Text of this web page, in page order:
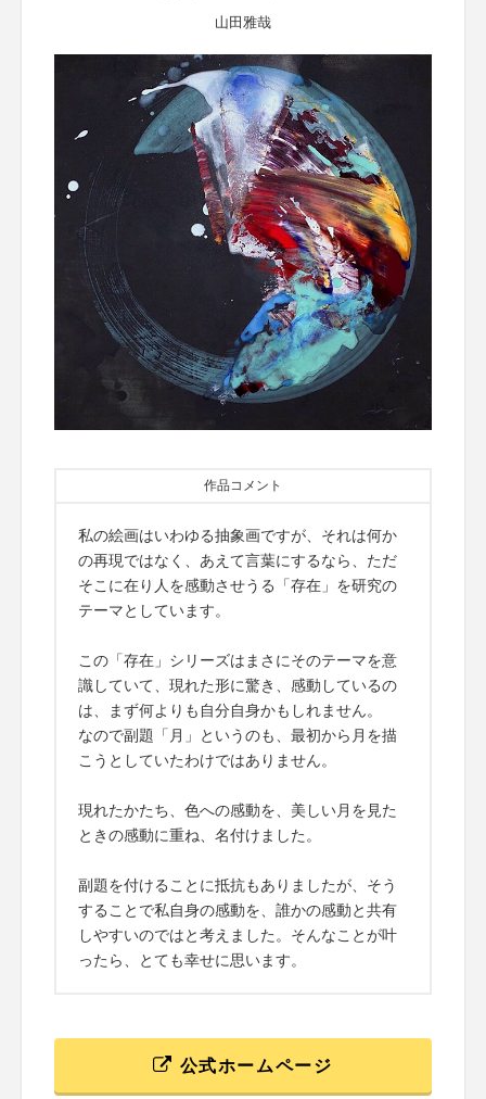
山田雅哉
作品コメント
私の絵画はいわゆる抽象画ですが、それは何か
の再現ではなく、あえて言葉にするなら、ただ
そこに在り人を感動させうる「存在」を研究の
テーマとしています。
この「存在」シリーズはまさにそのテーマを意
識していて、現れた形に驚き、感動しているの
は、まず何よりも自分自身かもしれません。
なので副題「月」というのも、最初から月を描
こうとしていたわけではありません。
現れたかたち、色への感動を、美しい月を見た
ときの感動に重ね、名付けました。
副題を付けることに抵抗もありましたが、そう
することで私自身の感動を、誰かの感動と共有
しやすいのではと考えました。そんなことが叶
ったら、とても幸せに思います。
公式ホームページ